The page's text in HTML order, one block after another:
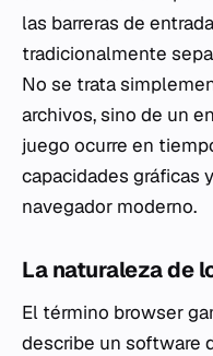
las barreras de
tradicionalmente
No se trata
archivos, sino de un
juego ocurre en
capacidades gráficas
navegador moderno.
La naturaleza de
El término browser
describe un software